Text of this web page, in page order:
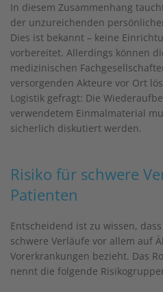
In diesem Zusammenhang
der unzureichenden
Dies ist bekannt – keine
vorbereitet. Allerdings können
medizinischen
versorgenden Akteure vor Ort
Logistik gefragt: Die
verwendetem Einmalmaterial
sicherlich diskutiert werden.
Risiko für schwere
Patienten
Entscheidend ist zu wissen,
schwere Verläufe vor allem auf
Vorerkrankungen bezieht. Das
nennt die folgende